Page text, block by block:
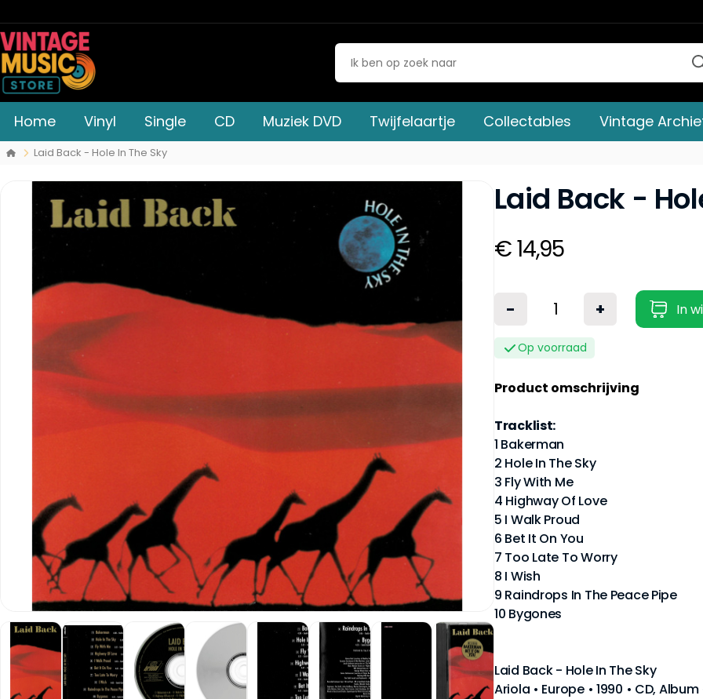
Home Vinyl Single CD Muziek DVD Twijfelaartje Collectables Vintage
Laid Back - Hole In The Sky
Laid Back -
€ 14,95
- + In
Op voorraad
Product omschrijving
Tracklist:
1 Bakerman
2 Hole In The Sky
3 Fly With Me
4 Highway Of Love
5 I Walk Proud
6 Bet It On You
7 Too Late To Worry
8 I Wish
9 Raindrops In The Peace Pipe
10 Bygones
Laid Back - Hole In The Sky
Ariola • Europe • 1990 • CD,